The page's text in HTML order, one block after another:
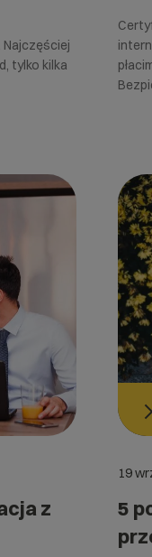
Najczęściej
tylko kilka
z
19
5